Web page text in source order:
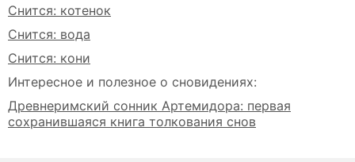
Снится: котенок
Снится: вода
Снится: кони
Интересное и полезное о сновидениях:
Древнеримский сонник Артемидора: первая
сохранившаяся книга толкования снов